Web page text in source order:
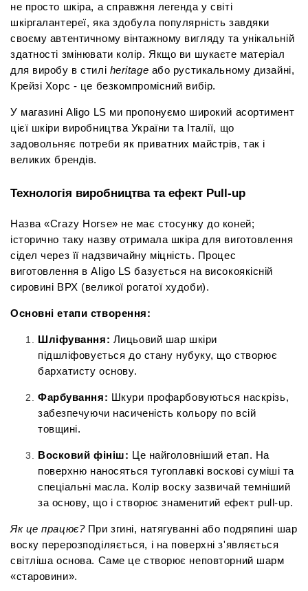
не просто шкіра, а справжня легенда у світі
шкіргалантереї, яка здобула популярність завдяки
своєму автентичному вінтажному вигляду та унікальній
здатності змінювати колір. Якщо ви шукаєте матеріал
для виробу в стилі heritage або рустикальному дизайні,
Крейзі Хорс - це безкомпромісний вибір.
У магазині Aligo LS ми пропонуємо широкий асортимент
цієї шкіри виробництва України та Італії, що
задовольняє потреби як приватних майстрів, так і
великих брендів.
Технологія виробництва та ефект Pull-up
Назва «Crazy Horse» не має стосунку до коней;
історично таку назву отримала шкіра для виготовлення
сідел через її надзвичайну міцність. Процес
виготовлення в Aligo LS базується на високоякісній
сировині ВРХ (великої рогатої худоби).
Основні етапи створення:
Шліфування: Лицьовий шар шкіри
підшліфовується до стану нубуку, що створює
бархатисту основу.
Фарбування: Шкури профарбовуються наскрізь,
забезпечуючи насиченість кольору по всій
товщині.
Восковий фініш: Це найголовніший етап. На
поверхню наносяться тугоплавкі воскові суміші та
спеціальні масла. Колір воску зазвичай темніший
за основу, що і створює знаменитий ефект pull-up.
Як це працює? При згині, натягуванні або подряпині шар
воску перерозподіляється, і на поверхні з'являється
світліша основа. Саме це створює неповторний шарм
«старовини».